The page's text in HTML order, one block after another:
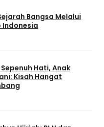
Bangsa Melalui
Indonesia
Hati, Anak
Kisah Hangat